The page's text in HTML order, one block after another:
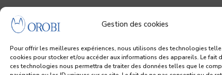
Gestion des cookies
Pour offrir les meilleures expériences, nous utilisons des technologies
cookies pour stocker et/ou accéder aux informations des appareils. Le fait
ces technologies nous permettra de traiter des données telles que le
navigation ou les ID uniques sur ce site. Le fait de ne pas consentir ou de